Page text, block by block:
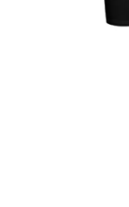
Podmínky ochrany
Reklamace a